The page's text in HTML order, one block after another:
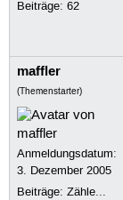
Beiträge:62
maffler
(Themenstarter)
Anmeldungsdatum:
3. Dezember 2005
Beiträge:Zähle...